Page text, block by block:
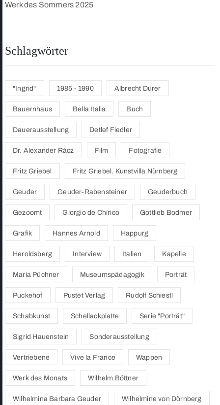
Werk des Sommers 2025
Schlagwörter
"Ingrid" 1985 - 1990 Albrecht Dürer
Bauernhaus Bella Italia Buch
Dauerausstellung Detlef Fiedler
Dr. Alexander Rácz Film Fotografie
Fritz Griebel Fritz Griebel. Kunstvilla Nürnberg
Geuder Geuder-Rabensteiner Geuderbuch
Gezoomt Giorgio de Chirico Gottlieb Bodmer
Grafik Hannes Arnold Happurg
Heroldsberg Interview Italien Kapelle
Maria Püchner Museumspädagogik Porträt
Puckehof Pustet Verlag Rudolf Schiestl
Schabkunst Schellackplatte Serie "Porträt"
Sigrid Hauenstein Sonderausstellung
Vertriebene Vive la France Wappen
Werk des Monats Wilhelm Böttner
Wilhelmina Barbara Geuder Wilhelmine von Dörnberg